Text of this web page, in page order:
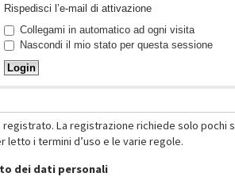
Rispedisci l’e-mail di attivazione
Collegami in automatico ad ogni visita
Nascondi il mio stato per questa sessione
La registrazione richiede solo pochi
letto i termini d’uso e le varie regole.
dei dati personali